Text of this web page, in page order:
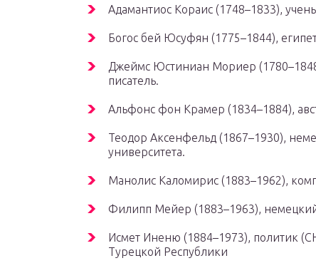
Адамантиос Кораис (1748–1833),
Богос бей Юсуфян (1775–1844),
Джеймс Юстиниан Мориер
писатель.
Альфонс фон Крамер (1834–1884),
Теодор Аксенфельд (1867–1930),
университета.
Манолис Каломирис (1883–1962),
Филипп Мейер (1883–1963),
Исмет Иненю (1884–1973), политик
Турецкой Республики